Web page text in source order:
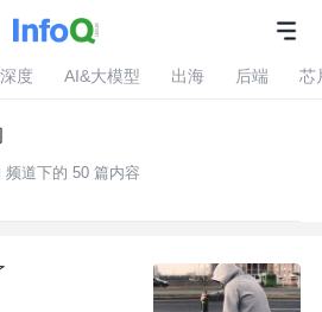
度 AI&大模型 出海 后端 芯
道下的 50 篇内容